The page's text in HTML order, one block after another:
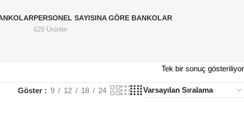
PERSONEL SAYISINA GÖRE BANKOLAR
629 Ürünler
Tek bir sonuç gösteriliyor
Göster 9 12 18 24